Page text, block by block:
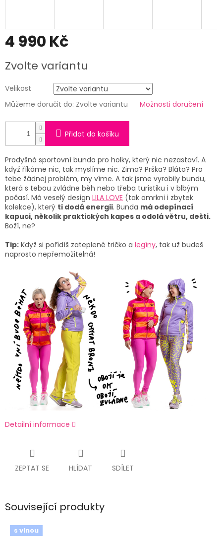
4 990 Kč
cena:
Zvolte variantu
Velikost
Můžeme doručit do: Zvolte variantu Možnosti doručení
Přidat do košíku
Prodyšná sportovní bunda pro holky, který nic nezastaví. A
když říkáme nic, tak myslíme nic. Zima? Prška? Bláto? Pro
tebe žádnej problém, my víme. A tak jsme vyrobily bundu,
která s tebou zvládne běh nebo třeba turistiku i v blbým
počasí. Má veselý design LILA LOVE (tak omrkni i zbytek
kolekce), který ti dodá energii. Bunda má odepínací
kapuci, několik praktických kapes a odolá větru, dešti.
Boží, ne?
Tip: Když si pořídíš zateplené tričko a legíny, tak už budeš
naprosto nepřemožitelná!
Detailní informace
ZEPTAT SE HLÍDAT SDÍLET
Související produkty
s vlnou